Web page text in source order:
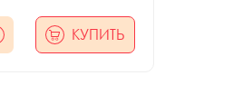
КУПИТЬ